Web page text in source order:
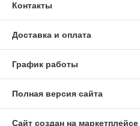
Контакты
Доставка и оплата
График работы
Полная версия сайта
Сайт создан на маркетплейсе